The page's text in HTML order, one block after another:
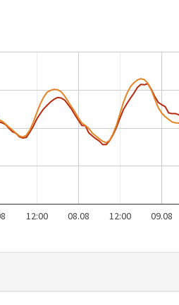
08.08 09.08
12:00 12:00